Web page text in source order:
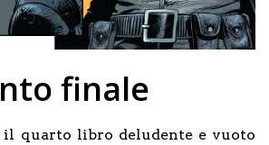
finale
il quarto libro deludente e vuoto